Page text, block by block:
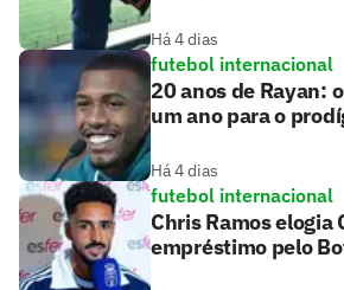
Há 4 dias
futebol internacional
20 anos de Rayan:
um ano para o
Há 4 dias
futebol internacional
Chris Ramos elogia
empréstimo pelo